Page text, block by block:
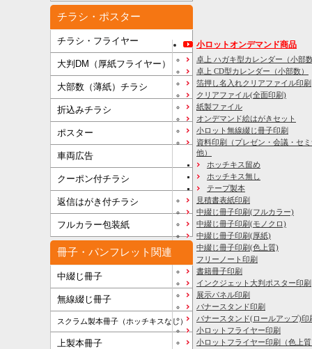
チラシ・ポスター
チラシ・フライヤー
大判DM（厚紙フライヤー）
大部数（薄紙）チラシ
折込みチラシ
ポスター
車両広告
クーポン付チラシ
返信はがき付チラシ
フルカラー包装紙
冊子・パンフレット関連
中綴じ冊子
無線綴じ冊子
スクラム製本冊子（ホッチキスなし）
上製本冊子
小ロットオンデマンド商品
卓上 ハガキ型カレンダー（小部
卓上 CD型カレンダー（小部数）
箔押し名入れクリアファイル印刷
クリアファイル(全面印刷)
紙製ファイル
オンデマンド絵はがきセット
小ロット無線綴じ冊子印刷
資料印刷
（プレゼン・会議・セ
他）
ホッチキス留め
ホッチキス無し
テープ製本
見積書表紙印刷
中綴じ冊子印刷(フルカラー)
中綴じ冊子印刷(モノクロ)
中綴じ冊子印刷(厚紙)
中綴じ冊子印刷(色上質)
フリーノート印刷
書籍冊子印刷
インクジェット大判ポスター印刷
展示パネル印刷
バナースタンド印刷
バナースタンド(ロールアップ)印
小ロットフライヤー印刷
小ロットフライヤー印刷（色上